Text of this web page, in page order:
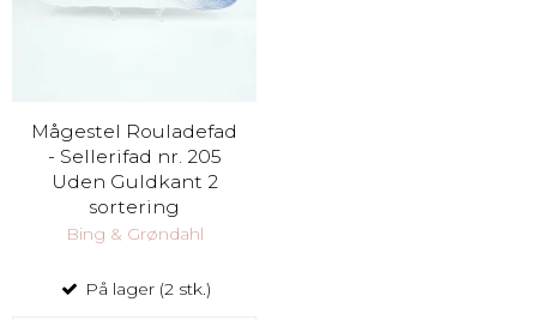
Mågestel Rouladefad
- Sellerifad nr. 205
Uden Guldkant 2
sortering
Bing & Grøndahl
På lager (2 stk.)